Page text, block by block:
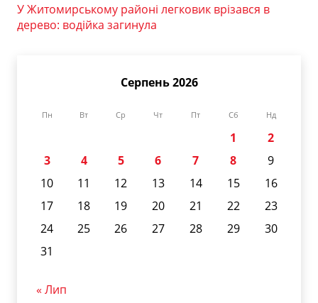
У Житомирському районі легковик врізався в
дерево: водійка загинула
Серпень 2026
Пн Вт Ср Чт Пт Сб Нд
1
2
3
4 5 6 7 8
9
10
11 12 13 14 15
16
17
18 19 20 21 22
23
24
25 26 27 28 29
30
31
« Лип